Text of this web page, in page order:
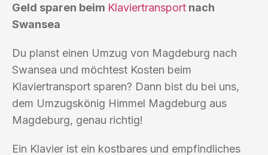
Geld sparen beim Klaviertransport nach
Swansea
Du planst einen Umzug von Magdeburg nach
Swansea und möchtest Kosten beim
Klaviertransport sparen? Dann bist du bei uns,
dem Umzugskönig Himmel Magdeburg aus
Magdeburg, genau richtig!
Ein Klavier ist ein kostbares und empfindliches